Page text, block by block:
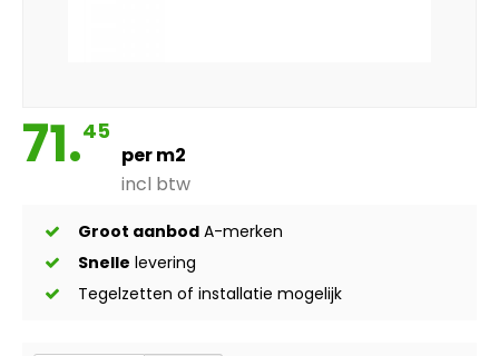
71.45
per m2
incl btw
Groot aanbod A-merken
Snelle levering
Tegelzetten of installatie mogelijk